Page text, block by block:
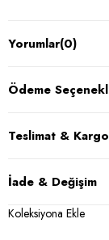
Yorumlar(0)
Ödeme
Teslimat & Kargo
İade & Değişim
Koleksiyona Ekle